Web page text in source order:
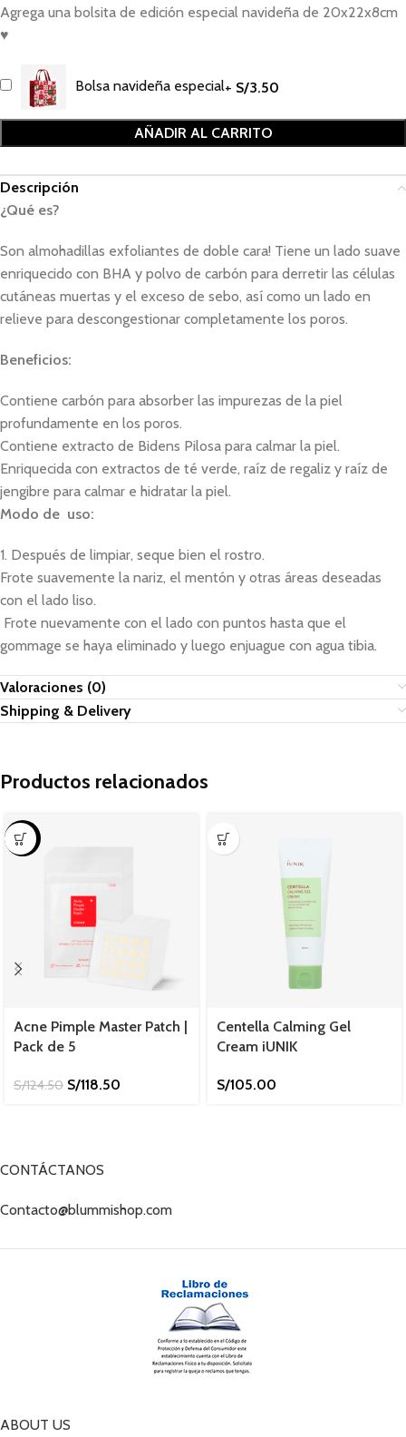
Agrega una bolsita de edición especial navideña de 20x22x8cm
♥
Bolsa navideña especial+ S/3.50
AÑADIR AL CARRITO
Descripción
¿Qué es?
Son almohadillas exfoliantes de doble cara! Tiene un lado suave
enriquecido con BHA y polvo de carbón para derretir las células
cutáneas muertas y el exceso de sebo, así como un lado en
relieve para descongestionar completamente los poros.
Beneficios:
Contiene carbón para absorber las impurezas de la piel
profundamente en los poros.
Contiene extracto de Bidens Pilosa para calmar la piel.
Enriquecida con extractos de té verde, raíz de regaliz y raíz de
jengibre para calmar e hidratar la piel.
Modo de uso:
1. Después de limpiar, seque bien el rostro.
Frote suavemente la nariz, el mentón y otras áreas deseadas
con el lado liso.
Frote nuevamente con el lado con puntos hasta que el
gommage se haya eliminado y luego enjuague con agua tibia.
Valoraciones (0)
Shipping & Delivery
Productos relacionados
-5%
Acne Pimple Master Patch |
Pack de 5
S/124.50 S/118.50
Centella Calming Gel
Cream iUNIK
S/105.00
CONTÁCTANOS
Contacto@blummishop.com
ABOUT US